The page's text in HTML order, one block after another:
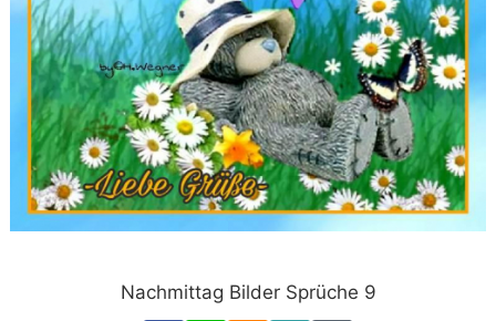
Nachmittag Bilder Sprüche 9